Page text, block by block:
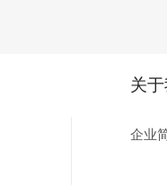
关
企业